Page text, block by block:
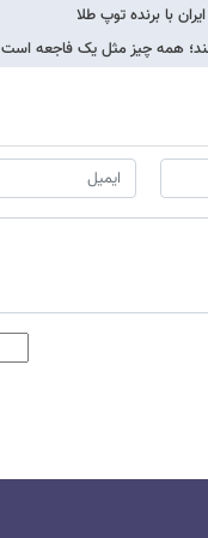
با برنده توپ طلا
همه چیز مثل یک فاجعه است